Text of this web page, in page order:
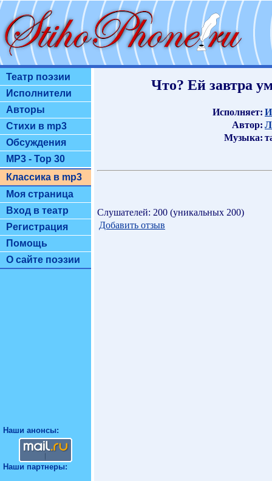
Театр поэзии
Исполнители
Авторы
Стихи в mp3
Обсуждения
MP3 - Top 30
Классика в mp3
Моя страница
Вход в театр
Регистрация
Помощь
О сайте поэзии
Наши анонсы:
Наши партнеры:
Что? Ей завтра
Исполняет:
Автор:
Музыка:
Слушателей: 200 (уникальных 200)
Добавить отзыв